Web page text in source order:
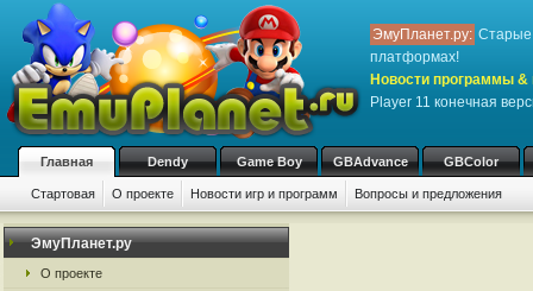
ЭмуПланет.ру: Старые
платформах!
Новости программы &
Player 11 конечная
Главная Dendy Game Boy GBAdvance GBColor
Стартовая О проекте Новости игр и программ Вопросы и предложения
ЭмуПланет.ру
О проекте